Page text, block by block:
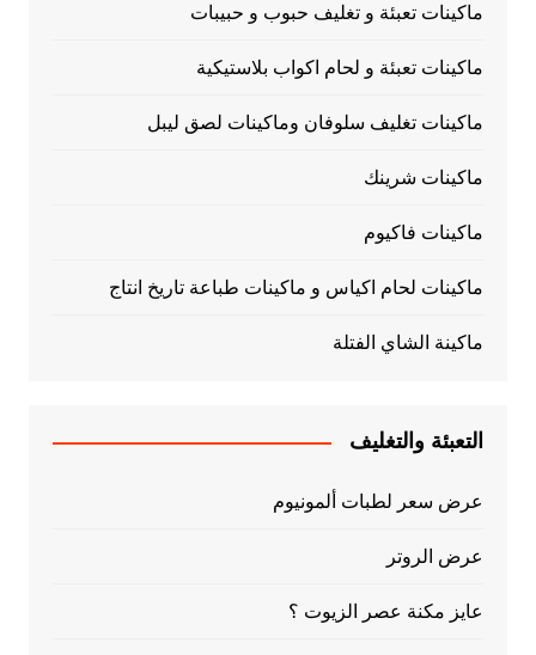
ماكينات تعبئة و تغليف حبوب و حبيبات
ماكينات تعبئة و لحام اكواب بلاستيكية
ماكينات تغليف سلوفان وماكينات لصق ليبل
ماكينات شرينك
ماكينات فاكيوم
ماكينات لحام اكياس و ماكينات طباعة تاريخ انتاج
ماكينة الشاي الفتلة
التعبئة والتغليف
عرض سعر لطبات ألمونيوم
عرض الروتر
عايز مكنة عصر الزيوت ؟